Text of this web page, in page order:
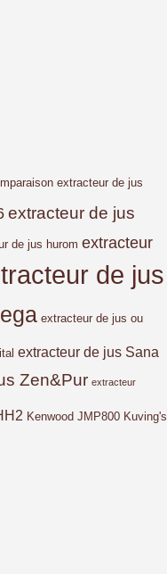
extracteur de jus
extracteur de jus
de jus hurom extracteur
de jus
extracteur de jus ou
extracteur de jus Sana
Zen&Pur extracteur
Kenwood JMP800 Kuving's